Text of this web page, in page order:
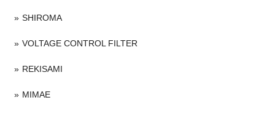
SHIROMA
VOLTAGE CONTROL FILTER
REKISAMI
MIMAE